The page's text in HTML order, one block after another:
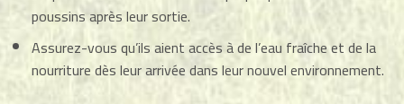
poussins après leur sortie.
Assurez-vous qu’ils aient accès à de l’eau fraîche et de la
nourriture dès leur arrivée dans leur nouvel environnement.